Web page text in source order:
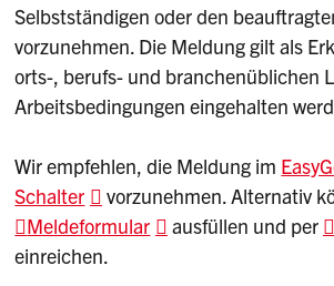
Selbstständigen oder den
vorzunehmen. Die Meldung gilt als
orts-, berufs- und branchenüblichen
Arbeitsbedingungen eingehalten
Wir empfehlen, die Meldung im
Schalter
vorzunehmen. Alternativ
Meldeformular
ausfüllen und per
einreichen.